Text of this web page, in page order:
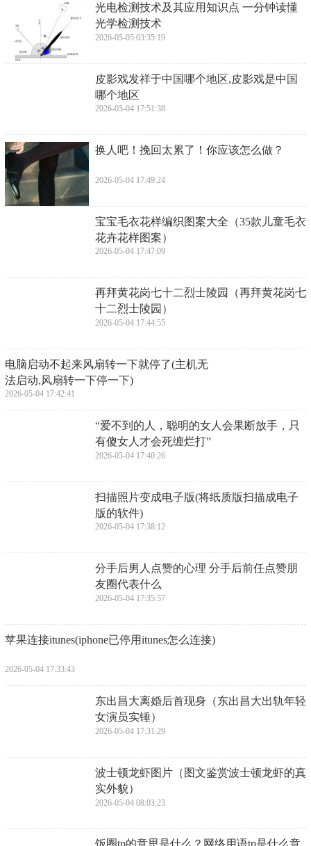
​光电检测技术及其应用知识点 一分钟读懂
光学检测技术
2026-05-05 03:35:19
​皮影戏发祥于中国哪个地区,皮影戏是中国
哪个地区
2026-05-04 17:51:38
​换人吧！挽回太累了！你应该怎么做？
2026-05-04 17:49:24
​宝宝毛衣花样编织图案大全（35款儿童毛衣
花卉花样图案）
2026-05-04 17:47:09
​再拜黄花岗七十二烈士陵园（再拜黄花岗七
十二烈士陵园）
2026-05-04 17:44:55
​电脑启动不起来风扇转一下就停了(主机无
法启动,风扇转一下停一下)
2026-05-04 17:42:41
​“爱不到的人，聪明的女人会果断放手，只
有傻女人才会死缠烂打”
2026-05-04 17:40:26
​扫描照片变成电子版(将纸质版扫描成电子
版的软件)
2026-05-04 17:38:12
​分手后男人点赞的心理 分手后前任点赞朋
友圈代表什么
2026-05-04 17:35:57
​苹果连接itunes(iphone已停用itunes怎么连接)
2026-05-04 17:33:43
​东出昌大离婚后首现身（东出昌大出轨年轻
女演员实锤）
2026-05-04 17:31:29
​波士顿龙虾图片（图文鉴赏波士顿龙虾的真
实外貌）
2026-05-04 08:03:23